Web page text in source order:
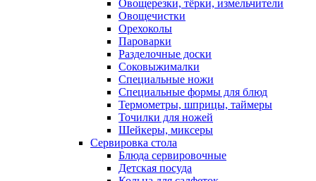
Овощерезки, тёрки, измельчители
Овощечистки
Орехоколы
Пароварки
Разделочные доски
Соковыжималки
Специальные ножи
Специальные формы для блюд
Термометры, шприцы, таймеры
Точилки для ножей
Шейкеры, миксеры
Сервировка стола
Блюда сервировочные
Детская посуда